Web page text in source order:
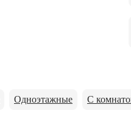
Одноэтажные С